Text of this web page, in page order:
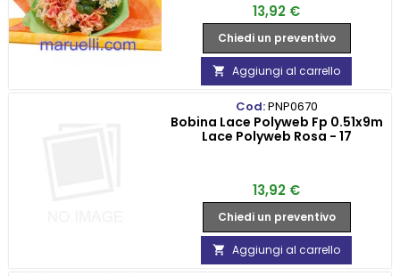
Prezzo
13,92 €
Chiedi un preventivo
 Aggiungi al carrello
Cod:PNP0670
Bobina Lace Polyweb Fp 0.51x9m
Lace Polyweb Rosa - 17
Prezzo
13,92 €
Chiedi un preventivo
 Aggiungi al carrello